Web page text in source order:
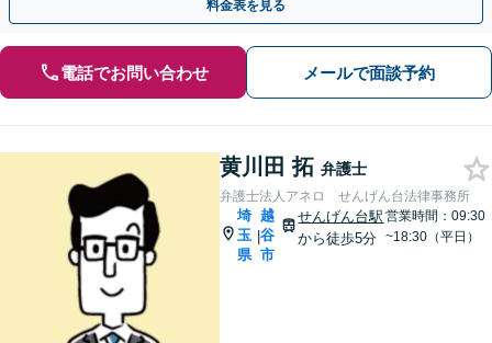
料金表を見る
電話でお問い合わせ メールで面談予約
黄川田 拓 弁護士
弁護士法人アネロ せんげん台法律事務所
埼
玉
県
|
越
谷
市
せんげん台駅
から徒歩5分
営業時間：09:30
~18:30（平日）